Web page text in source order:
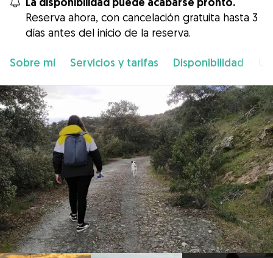
Reserva ahora, con cancelación gratuita hasta 3
días antes del inicio de la reserva.
Sobre mí Servicios y tarifas Disponibilidad